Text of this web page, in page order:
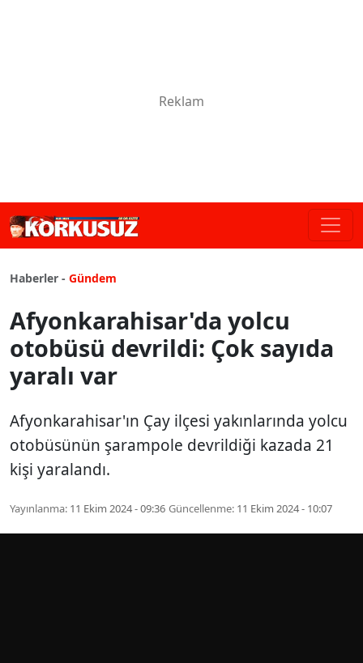
Haberler - Gündem
Afyonkarahisar'da yolcu
otobüsü devrildi: Çok sayıda
yaralı var
Afyonkarahisar'ın Çay ilçesi yakınlarında yolcu
otobüsünün şarampole devrildiği kazada 21
kişi yaralandı.
Yayınlanma: 11 Ekim 2024 - 09:36 Güncellenme: 11 Ekim 2024 - 10:07